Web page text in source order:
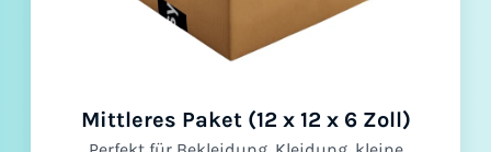
Mittleres Paket (12 x 12 x 6 Zoll)